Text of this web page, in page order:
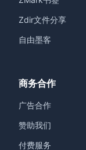
Zdir文件分享
自由墨客
商务合作
广告合作
赞助我们
付费服务